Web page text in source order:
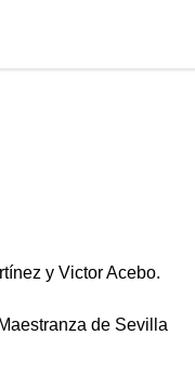
y Victor Acebo.
de Sevilla